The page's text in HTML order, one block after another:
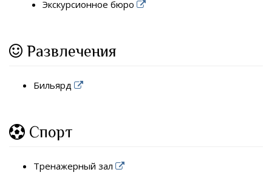
Экскурсионное бюро
Развлечения
Бильярд
Спорт
Тренажерный зал